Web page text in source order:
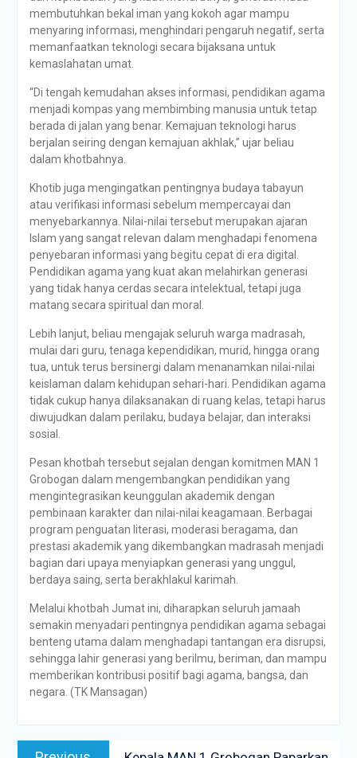
membutuhkan bekal iman yang kokoh agar mampu
menyaring informasi, menghindari pengaruh negatif, serta
memanfaatkan teknologi secara bijaksana untuk
kemaslahatan umat.
“Di tengah kemudahan akses informasi, pendidikan agama
menjadi kompas yang membimbing manusia untuk tetap
berada di jalan yang benar. Kemajuan teknologi harus
berjalan seiring dengan kemajuan akhlak,” ujar beliau
dalam khotbahnya.
Khotib juga mengingatkan pentingnya budaya tabayun
atau verifikasi informasi sebelum mempercayai dan
menyebarkannya. Nilai-nilai tersebut merupakan ajaran
Islam yang sangat relevan dalam menghadapi fenomena
penyebaran informasi yang begitu cepat di era digital.
Pendidikan agama yang kuat akan melahirkan generasi
yang tidak hanya cerdas secara intelektual, tetapi juga
matang secara spiritual dan moral.
Lebih lanjut, beliau mengajak seluruh warga madrasah,
mulai dari guru, tenaga kependidikan, murid, hingga orang
tua, untuk terus bersinergi dalam menanamkan nilai-nilai
keislaman dalam kehidupan sehari-hari. Pendidikan agama
tidak cukup hanya dilaksanakan di ruang kelas, tetapi harus
diwujudkan dalam perilaku, budaya belajar, dan interaksi
sosial.
Pesan khotbah tersebut sejalan dengan komitmen MAN 1
Grobogan dalam mengembangkan pendidikan yang
mengintegrasikan keunggulan akademik dengan
pembinaan karakter dan nilai-nilai keagamaan. Berbagai
program penguatan literasi, moderasi beragama, dan
prestasi akademik yang dikembangkan madrasah menjadi
bagian dari upaya menyiapkan generasi yang unggul,
berdaya saing, serta berakhlakul karimah.
Melalui khotbah Jumat ini, diharapkan seluruh jamaah
semakin menyadari pentingnya pendidikan agama sebagai
benteng utama dalam menghadapi tantangan era disrupsi,
sehingga lahir generasi yang berilmu, beriman, dan mampu
memberikan kontribusi positif bagi agama, bangsa, dan
negara. (TK Mansagan)